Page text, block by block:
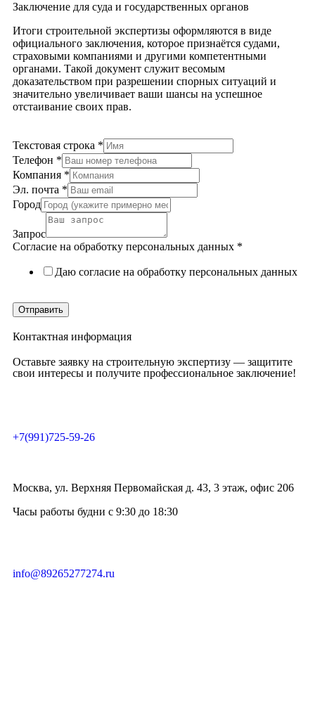
Заключение для суда и государственных органов
Итоги строительной экспертизы оформляются в виде
официального заключения, которое признаётся судами,
страховыми компаниями и другими компетентными
органами. Такой документ служит весомым
доказательством при разрешении спорных ситуаций и
значительно увеличивает ваши шансы на успешное
отстаивание своих прав.
Текстовая строка *
Телефон *
Компания *
Эл. почта *
Город
Запрос
Согласие на обработку персональных данных *
Даю согласие на обработку персональных данных
Отправить
Контактная информация
Оставьте заявку на строительную экспертизу — защитите
свои интересы и получите профессиональное заключение!
+7(991)725-59-26
Москва, ул. Верхняя Первомайская д. 43, 3 этаж, офис 206
Часы работы будни с 9:30 до 18:30
info@89265277274.ru